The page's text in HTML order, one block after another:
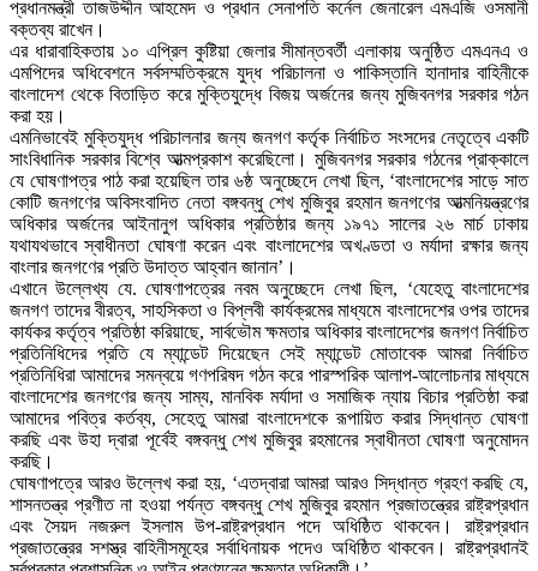
প্রধানমন্ত্রী তাজউদ্দীন আহমেদ ও প্রধান সেনাপতি কর্নেল জেনারেল এমএজি ওসমানী
বক্তব্য রাখেন।
এর ধারাবাহিকতায় ১০ এপ্রিল কুষ্টিয়া জেলার সীমান্তবর্তী এলাকায় অনুষ্ঠিত এমএনএ ও
এমপিদের অধিবেশনে সর্বসম্মতিক্রমে যুদ্ধ পরিচালনা ও পাকিস্তানি হানাদার বাহিনীকে
বাংলাদেশ থেকে বিতাড়িত করে মুক্তিযুদ্ধে বিজয় অর্জনের জন্য মুজিবনগর সরকার গঠন
করা হয়।
এমনিভাবেই মুক্তিযুদ্ধ পরিচালনার জন্য জনগণ কর্তৃক নির্বাচিত সংসদের নেতৃত্বে একটি
সাংবিধানিক সরকার বিশ্বে আত্মপ্রকাশ করেছিলো। মুজিবনগর সরকার গঠনের প্রাক্কালে
যে ঘোষণাপত্র পাঠ করা হয়েছিল তার ৬ষ্ঠ অনুচ্ছেদে লেখা ছিল, ‘বাংলাদেশের সাড়ে সাত
কোটি জনগণের অবিসংবাদিত নেতা বঙ্গবন্ধু শেখ মুজিবুর রহমান জনগণের আত্মনিয়ন্ত্রণের
অধিকার অর্জনের আইনানুগ অধিকার প্রতিষ্ঠার জন্য ১৯৭১ সালের ২৬ মার্চ ঢাকায়
যথাযথভাবে স্বাধীনতা ঘোষণা করেন এবং বাংলাদেশের অখণ্ডতা ও মর্যাদা রক্ষার জন্য
বাংলার জনগণের প্রতি উদাত্ত আহ্বান জানান’।
এখানে উল্লেখ্য যে. ঘোষণাপত্রের নবম অনুচ্ছেদে লেখা ছিল, ‘যেহেতু বাংলাদেশের
জনগণ তাদের বীরত্ব, সাহসিকতা ও বিপ্লবী কার্যক্রমের মাধ্যমে বাংলাদেশের ওপর তাদের
কার্যকর কর্তৃত্ব প্রতিষ্ঠা করিয়াছে, সার্বভৌম ক্ষমতার অধিকার বাংলাদেশের জনগণ নির্বাচিত
প্রতিনিধিদের প্রতি যে ম্যান্ডেট দিয়েছেন সেই ম্যান্ডেট মোতাবেক আমরা নির্বাচিত
প্রতিনিধিরা আমাদের সমন্বয়ে গণপরিষদ গঠন করে পারস্পরিক আলাপ-আলোচনার মাধ্যমে
বাংলাদেশের জনগণের জন্য সাম্য, মানবিক মর্যাদা ও সমাজিক ন্যায় বিচার প্রতিষ্ঠা করা
আমাদের পবিত্র কর্তব্য, সেহেতু আমরা বাংলাদেশকে রূপায়িত করার সিদ্ধান্ত ঘোষণা
করছি এবং উহা দ্বারা পূর্বেই বঙ্গবন্ধু শেখ মুজিবুর রহমানের স্বাধীনতা ঘোষণা অনুমোদন
করছি।
ঘোষণাপত্রে আরও উল্লেখ করা হয়, ‘এতদ্বারা আমরা আরও সিদ্ধান্ত গ্রহণ করছি যে,
শাসনতন্ত্র প্রণীত না হওয়া পর্যন্ত বঙ্গবন্ধু শেখ মুজিবুর রহমান প্রজাতন্ত্রের রাষ্ট্রপ্রধান
এবং সৈয়দ নজরুল ইসলাম উপ-রাষ্ট্রপ্রধান পদে অধিষ্ঠিত থাকবেন। রাষ্ট্রপ্রধান
প্রজাতন্ত্রের সশস্ত্র বাহিনীসমূহের সর্বাধিনায়ক পদেও অধিষ্ঠিত থাকবেন। রাষ্ট্রপ্রধানই